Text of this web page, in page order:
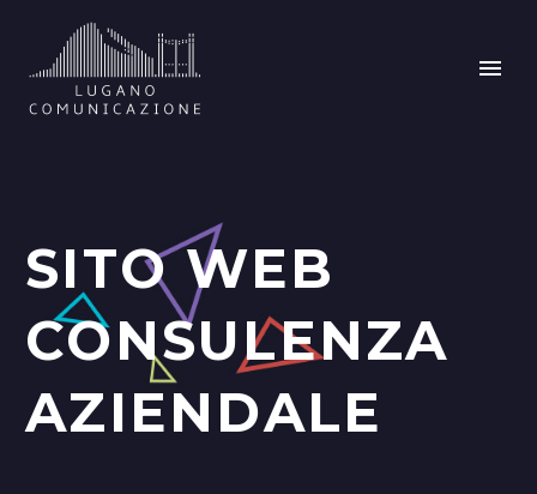
SITO WEB
CONSULENZA
AZIENDALE